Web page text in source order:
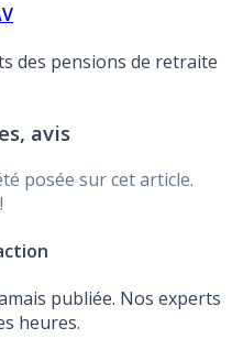
des pensions de retraite
avis
posée sur cet article.
publiée. Nos experts
heures.